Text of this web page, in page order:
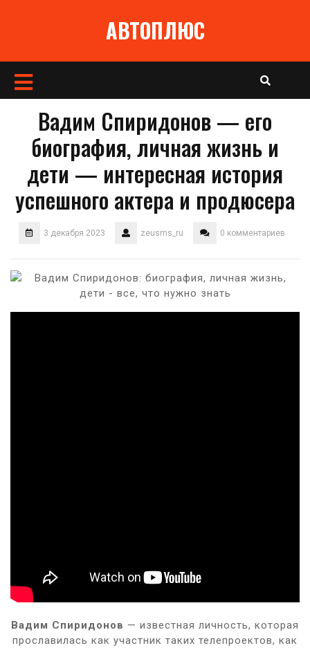
АВТОПЛЮС
Кнопка
Открыть
Вадим Спиридонов — его
биография, личная жизнь и
дети — интересная история
успешного актера и продюсера
3 декабря 2023 zeusms_ru 0 комментариев
Вадим Спиридонов — известная личность, которая
прославилась как участник таких телепроектов, как